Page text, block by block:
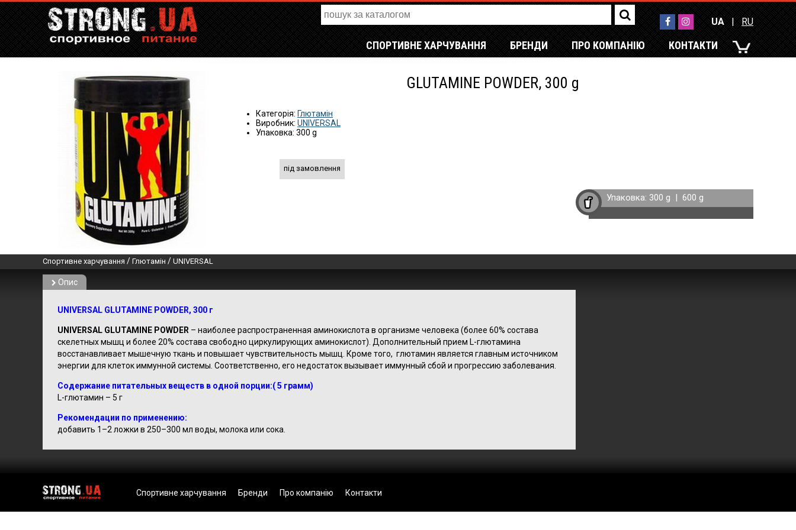
UA|RU
СПОРТИВНЕ ХАРЧУВАННЯ БРЕНДИ ПРО КОМПАНІЮ КОНТАКТИ
GLUTAMINE POWDER, 300 g
Категорія: Глютамін
Виробник: UNIVERSAL
Упаковка: 300 g
під замовлення
Упаковка: 300 g | 600 g
Спортивне харчування / Глютамін / UNIVERSAL
Опис
UNIVERSAL GLUTAMINE POWDER, 300 г
UNIVERSAL GLUTAMINE POWDER – наиболее распространенная аминокислота в организме человека (более 60% состава
скелетных мышц и более 20% состава свободно циркулирующих аминокислот). Дополнительный прием L-глютамина
восстанавливает мышечную ткань и повышает чувствительность мышц. Кроме того, глютамин является главным источником
энергии для клеток иммунной системы. Соответственно, его недостаток вызывает иммунный сбой и прогрессию заболевания.
Содержание питательных веществ в одной порции:( 5 грамм)
L-глютамин – 5 г
Рекомендации по применению:
добавить 1–2 ложки в 250–300 мл воды, молока или сока.
Спортивне харчування Бренди Про компанію Контакти